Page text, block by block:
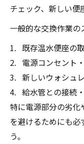
チェック、新しい便
一般的な交換作業の
既存温水便座の
電源コンセント
新しいウォシュ
給水管との接続
特に電源部分の劣
を避けるためにも必
う。